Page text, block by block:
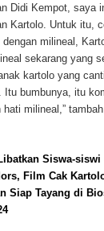
Didi Kempot, saya
Kartolo. Untuk itu,
milineal,
sekarang yang
kartolo yang
Itu bumbunya, itu
milineal,”
Siswa-siswi
Film Cak
Siap Tayang di